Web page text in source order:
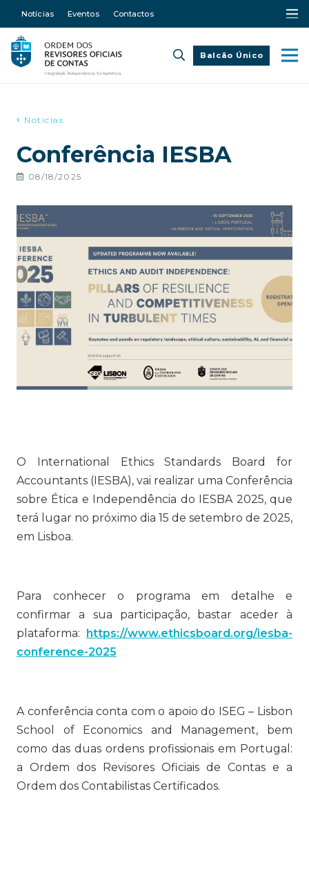
Notícias Eventos Contactos
Balcão Único
Notícias
Conferência IESBA
08/18/2025
O International Ethics Standards Board for
Accountants (IESBA), vai realizar uma Conferência
sobre Ética e Independência do IESBA 2025, que
terá lugar no próximo dia 15 de setembro de 2025,
em Lisboa.
Para conhecer o programa em detalhe e
confirmar a sua participação, bastar aceder à
plataforma: https://www.ethicsboard.org/iesba-
conference-2025
A conferência conta com o apoio do ISEG – Lisbon
School of Economics and Management, bem
como das duas ordens profissionais em Portugal:
a Ordem dos Revisores Oficiais de Contas e a
Ordem dos Contabilistas Certificados.